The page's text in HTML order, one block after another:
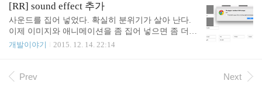
[RR] sound effect 추가
사운드를 집어 넣었다. 확실히 분위기가 살아 난다.
이제 이미지와 애니메이션을 좀 집어 넣으면 좀 더
그럴 싸 해지지 않을까 기대 해 본다. 우선 음원은 htt
통 출처만 표기 하면 제한 없이 사용 할 수 있도록 되
개발이야기 2015. 12. 14. 22:14
Prev Next